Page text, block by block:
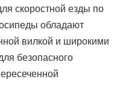
скоростной езды по
обладают
вилкой и широкими
безопасного